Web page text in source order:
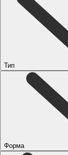
Тип
Форма